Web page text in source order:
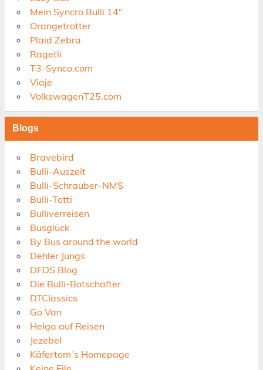
Mein Syncro Bulli 14"
Orangetrotter
Plaid Zebra
Ragetli
T3-Synco.com
Viaje
VolkswagenT25.com
Blogs
Bravebird
Bulli-Auszeit
Bulli-Schrauber-NMS
Bulli-Totti
Bulliverreisen
Busglück
By Bus around the world
Dehler Jungs
DFDS Blog
Die Bulli-Botschafter
DTClassics
Go Van
Helga auf Reisen
Jezebel
Käfertom´s Homepage